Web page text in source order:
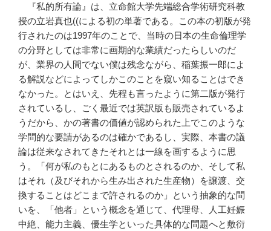
『私的所有論』は、立命館大学先端総合学術研究科教
授の立岩真也((による初の単著である。この本の初版が発
行されたのは1997年のことで、当時の日本の生命倫理学
の分野としては非常に画期的な業績だったらしいのだ
が、業界の人間でない僕は残念ながら、稲葉振一郎によ
る解説などによってしかこのことを窺い知ることはでき
なかった。とはいえ、先程も言ったように第二版が発行
されているし、ごく最近では英訳版も販売されているよ
うだから、かの著書の価値が認められた上でこのような
学問的な要請があるのは確かであるし、実際、本書の議
論は従来なされてきたそれとは一線を画するように思
う。「何が私のもとにあるものとされるのか、そして私
はそれ（及びそれから生み出された生産物）を譲渡、交
換することはどこまで許されるのか」という抽象的な問
いを、「他者」という概念を通じて、代理母、人工妊娠
中絶、能力主義、優生学といった具体的な問題へと敷衍